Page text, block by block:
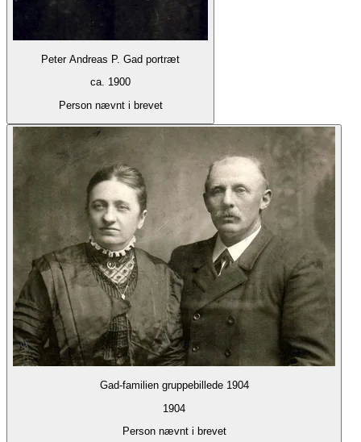
Peter Andreas P. Gad portræt
ca. 1900
Person nævnt i brevet
Gad-familien gruppebillede 1904
1904
Person nævnt i brevet